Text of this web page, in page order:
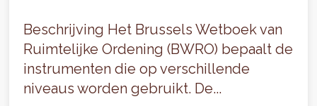
Beschrijving Het Brussels Wetboek van
Ruimtelijke Ordening (BWRO) bepaalt de
instrumenten die op verschillende
niveaus worden gebruikt. De...